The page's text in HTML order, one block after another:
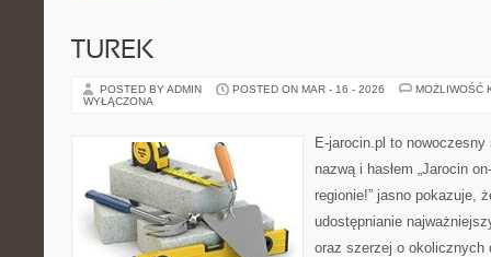
TUREK
POSTED BY ADMIN POSTED ON MAR - 16 - 2026
MOŻLIWOŚĆ
WYŁĄCZONA
E-jarocin.pl to
nazwą i hasłem „Jarocin
regionie!” jasno pokazuje,
udostępnianie
oraz szerzej o okolicznych